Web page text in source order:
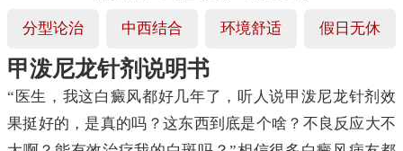
分型论治 中西结合 环境舒适 假日无休
甲泼尼龙针剂说明书
“医生，我这白癜风都好几年了，听人说甲泼尼龙针剂效
果挺好的，是真的吗？这东西到底是个啥？不良反应大不